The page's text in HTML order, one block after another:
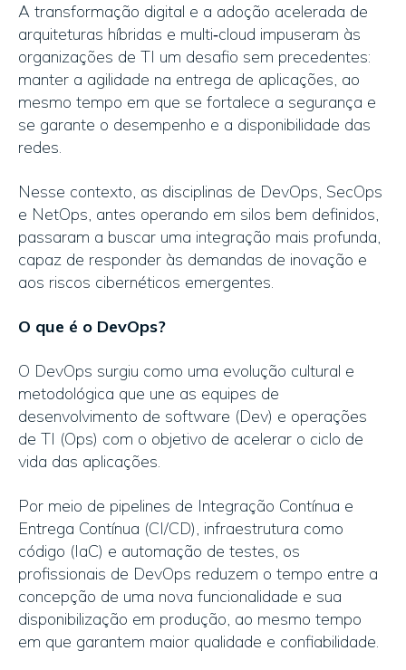
A transformação digital e a adoção acelerada de
arquiteturas híbridas e multi‑cloud impuseram às
organizações de TI um desafio sem precedentes:
manter a agilidade na entrega de aplicações, ao
mesmo tempo em que se fortalece a segurança e
se garante o desempenho e a disponibilidade das
redes.
Nesse contexto, as disciplinas de DevOps, SecOps
e NetOps, antes operando em silos bem definidos,
passaram a buscar uma integração mais profunda,
capaz de responder às demandas de inovação e
aos riscos cibernéticos emergentes.
O que é o DevOps?
O DevOps surgiu como uma evolução cultural e
metodológica que une as equipes de
desenvolvimento de software (Dev) e operações
de TI (Ops) com o objetivo de acelerar o ciclo de
vida das aplicações.
Por meio de pipelines de Integração Contínua e
Entrega Contínua (CI/CD), infraestrutura como
código (IaC) e automação de testes, os
profissionais de DevOps reduzem o tempo entre a
concepção de uma nova funcionalidade e sua
disponibilização em produção, ao mesmo tempo
em que garantem maior qualidade e confiabilidade.